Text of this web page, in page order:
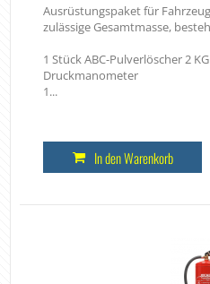
Ausrüstungspaket für
zulässige Gesamtmasse,
1 Stück ABC-Pulverlöscher 2
Druckmanometer
1...
In den Warenkorb